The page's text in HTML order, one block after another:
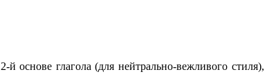
й основе глагола (для нейтрально-вежливого